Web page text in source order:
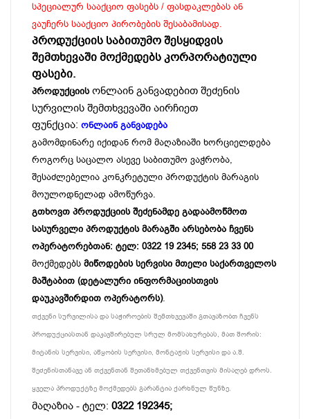
სპეციალურ სააქციო ფასებს / ფასდაკლებას ან
ვაუჩერს სააქციო პირობების შესაბამისად.
პროდუქციის საბითუმო შესყიდვის
შემთხევაში მოქმედებს კორპორატიული
ფასები.
პროდუქციის ონლაინ განვადებით შეძენის
სურვილის შემთხვევაში აირჩიეთ
ფუნქცია: ონლაინ განვადება
გამომდინარე იქიდან რომ მაღაზიაში ხორციელდება
როგორც საცალო ასევე საბითუმო ვაჭრობა,
შესაძლებელია კონკრეტული პროდუქტის მარაგის
მოულოდნელად ამოწურვა.
გთხოვთ პროდუქციის შეძენამდე გადაამოწმოთ
სასურველი პროდუქტის მარაგში არსებობა ჩვენს
ოპერატორებთან: ტელ: 0322 19 2345; 558 23 33 00
მოქმედებს მიწოდების სერვისი მთელი საქართველოს
მაშტაბით (დეტალური ინფორმაციისთვის
დაუკავშირდით ოპერატორს).
თქვენი სურვილისა და საჭიროების შემთხვევაში გთავაზობთ ჩვენს
პროდუქციასთან დაკავშირებულ სრულ მომსახურებას, მათ შორის:
მიტანის სერვისი, აწყობის სერვისი, მონტაჟის სერვისი და ა.შ.
შეძენისთანავე ან თქვენთან შეთანხმებულ თქვენთვის მისაღებ დროს.
ყველა პროდუქტზე მოქმედებს გარანტია ქარხნულ წუნზე.
მაღაზია - ტელ: 0322 192345;